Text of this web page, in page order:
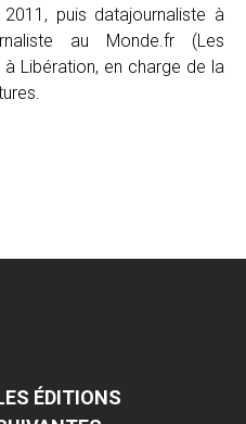
puis datajournaliste à
au Monde.fr (Les
Libération, en charge de la
ÉDITIONS